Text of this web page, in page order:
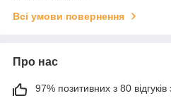
Всі умови повернення
Про нас
97% позитивних з 80 відгуків